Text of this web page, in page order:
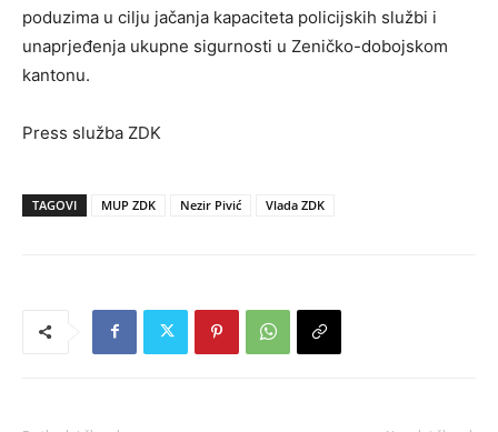
poduzima u cilju jačanja kapaciteta policijskih službi i
unaprjeđenja ukupne sigurnosti u Zeničko-dobojskom
kantonu.
Press služba ZDK
TAGOVI MUP ZDK Nezir Pivić Vlada ZDK